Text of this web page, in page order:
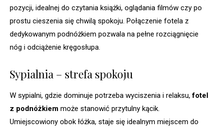
pozycji, idealnej do czytania książki, oglądania filmów czy po
prostu cieszenia się chwilą spokoju. Połączenie fotela z
dedykowanym podnóżkiem pozwala na pełne rozciągnięcie
nóg i odciążenie kręgosłupa.
Sypialnia – strefa spokoju
W sypialni, gdzie dominuje potrzeba wyciszenia i relaksu,fotel
z podnóżkiem może stanowić przytulny kącik.
Umiejscowiony obok łóżka, staje się idealnym miejscem do